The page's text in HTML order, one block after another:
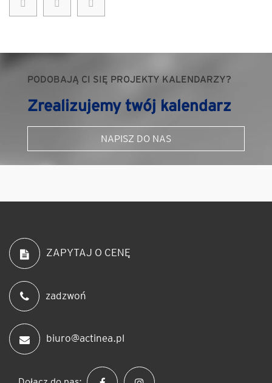
PODOBAJĄ CI SIĘ PROJEKTY KALENDARZY?
Zrealizujemy twój kalendarz
NAPISZ DO NAS
ZAPYTAJ O CENĘ
zadzwoń
biuro@actinea.pl